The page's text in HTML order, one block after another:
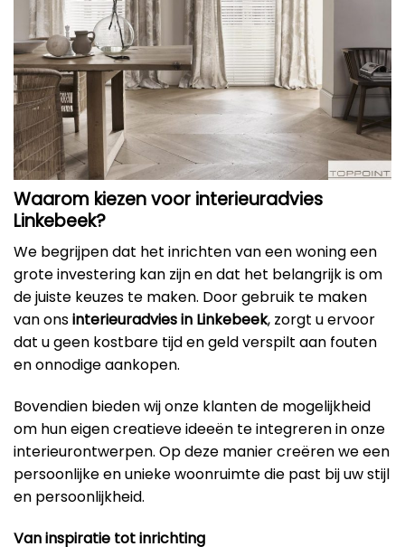
Waarom kiezen voor interieuradvies
Linkebeek?
We begrijpen dat het inrichten van een woning een
grote investering kan zijn en dat het belangrijk is om
de juiste keuzes te maken. Door gebruik te maken
van onsinterieuradvies in Linkebeek, zorgt u ervoor
dat u geen kostbare tijd en geld verspilt aan fouten
en onnodige aankopen.
Bovendien bieden wij onze klanten de mogelijkheid
om hun eigen creatieve ideeën te integreren in onze
interieurontwerpen. Op deze manier creëren we een
persoonlijke en unieke woonruimte die past bij uw stijl
en persoonlijkheid.
Van inspiratie tot inrichting